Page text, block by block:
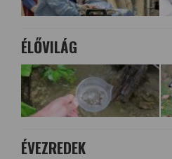
ÉLŐVILÁG
ÉVEZREDEK